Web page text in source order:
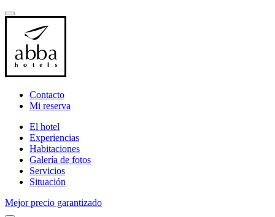
Contacto
Mi reserva
El hotel
Experiencias
Habitaciones
Galería de fotos
Servicios
Situación
Mejor precio garantizado